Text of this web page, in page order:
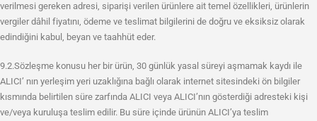
verilmesi gereken adresi, siparişi verilen ürünlere ait temel özellikleri, ürünlerin
vergiler dâhil fiyatını, ödeme ve teslimat bilgilerini de doğru ve eksiksiz olarak
edindiğini kabul, beyan ve taahhüt eder.
9.2.Sözleşme konusu her bir ürün, 30 günlük yasal süreyi aşmamak kaydı ile
ALICI’ nın yerleşim yeri uzaklığına bağlı olarak internet sitesindeki ön bilgiler
kısmında belirtilen süre zarfında ALICI veya ALICI’nın gösterdiği adresteki kişi
ve/veya kuruluşa teslim edilir. Bu süre içinde ürünün ALICI’ya teslim